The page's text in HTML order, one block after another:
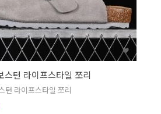
스턴 라이프스타일 쪼리
턴 라이프스타일 쪼리